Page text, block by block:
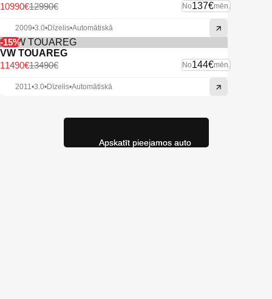
No137€mēn.
12990€
10990€
2009•3.0•Dīzelis•Automātiskā
-15%
VW TOUAREG
No144€mēn.
13490€
11490€
2011•3.0•Dīzelis•Automātiskā